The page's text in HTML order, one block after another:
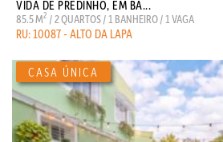
VIDA DE PREDINHO, EM BA...
85.5 M2 / 2 QUARTOS / 1 BANHEIRO / 1 VAGA
RU: 10087 - ALTO DA LAPA